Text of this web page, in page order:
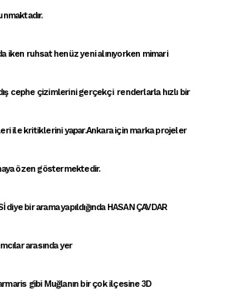
iken ruhsathenüz yeni alınıyorken mimari
cephe çizimlerinigerçekçi renderlarlahızlı bir
ilekritiklerini yapar.Ankaraiçin marka projeler
özen göstermektedir.
diye bir arama yapıldığındaHASAN ÇAVDAR
arasında yer
gibi Muğlanın bir çok ilçesine3D